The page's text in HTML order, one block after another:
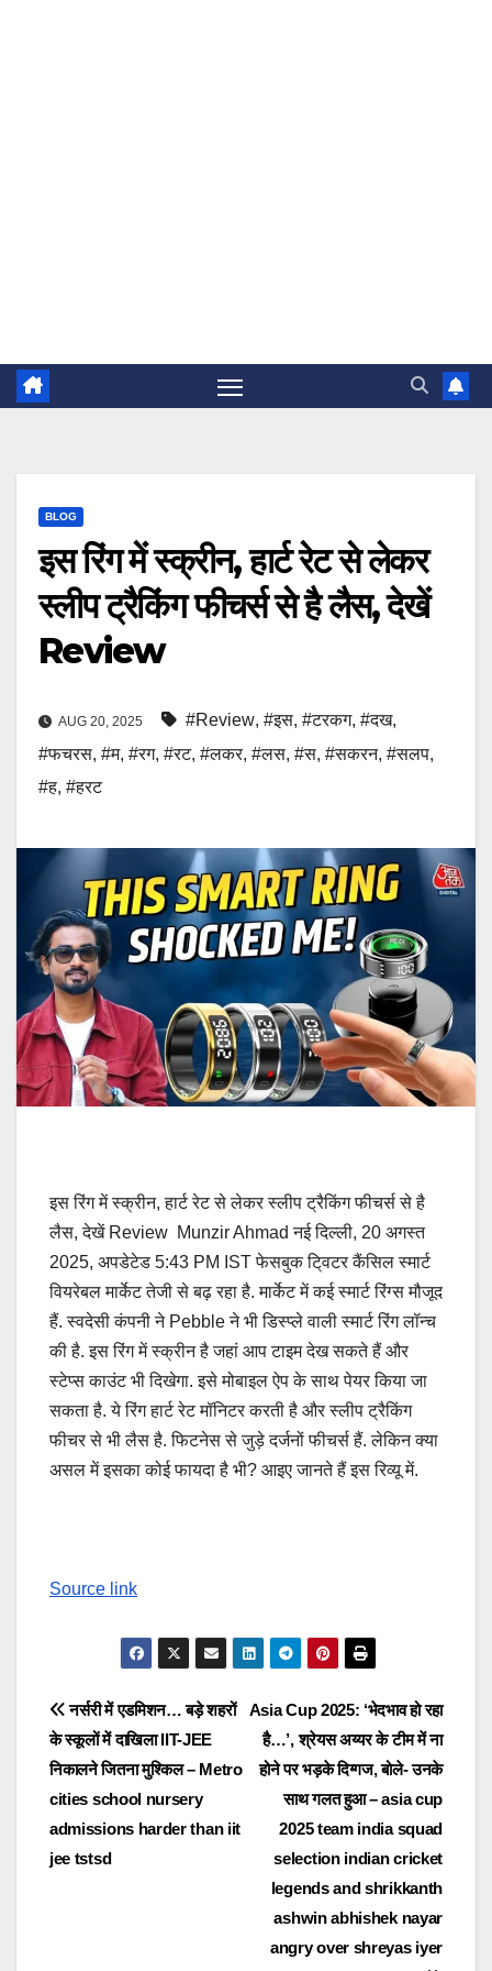
BLOG
इस रिंग में स्क्रीन, हार्ट रेट से लेकर
स्लीप ट्रैकिंग फीचर्स से है लैस, देखें
Review
AUG 20, 2025 #Review, #इस, #टरकग, #दख,
#फचरस, #म, #रग, #रट, #लकर, #लस, #स, #सकरन, #सलप,
#ह, #हरट
इस रिंग में स्क्रीन, हार्ट रेट से लेकर स्लीप ट्रैकिंग फीचर्स से है
लैस, देखें Review Munzir Ahmad नई दिल्ली, 20 अगस्त
2025, अपडेटेड 5:43 PM IST फेसबुक टि्वटर कैंसिल स्मार्ट
वियरेबल मार्केट तेजी से बढ़ रहा है. मार्केट में कई स्मार्ट रिंग्स मौजूद
हैं. स्वदेसी कंपनी ने Pebble ने भी डिस्प्ले वाली स्मार्ट रिंग लॉन्च
की है. इस रिंग में स्क्रीन है जहां आप टाइम देख सकते हैं और
स्टेप्स काउंट भी दिखेगा. इसे मोबाइल ऐप के साथ पेयर किया जा
सकता है. ये रिंग हार्ट रेट मॉनिटर करती है और स्लीप ट्रैकिंग
फीचर से भी लैस है. फिटनेस से जुड़े दर्जनों फीचर्स हैं. लेकिन क्या
असल में इसका कोई फायदा है भी? आइए जानते हैं इस रिव्यू में.
Source link
Post
navigation
Asia Cup 2025: ‘भेदभाव हो रहा
है…’, श्रेयस अय्यर के टीम में ना
होने पर भड़के द‍िग्गज, बोले- उनके
साथ गलत हुआ – asia cup
2025 team india squad
selection indian cricket
legends and shrikkanth
ashwin abhishek nayar
angry over shreyas iyer
नर्सरी में एडमिशन… बड़े शहरों
के स्कूलों में दाखिला IIT-JEE
निकालने जितना मुश्किल – Metro
cities school nursery
admissions harder than iit
jee tstsd